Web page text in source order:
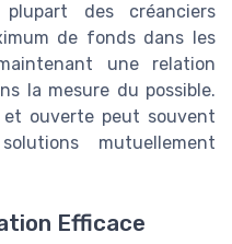
des créanciers
de fonds dans les
une relation
la mesure du possible.
et ouverte peut souvent
mutuellement
Efficace